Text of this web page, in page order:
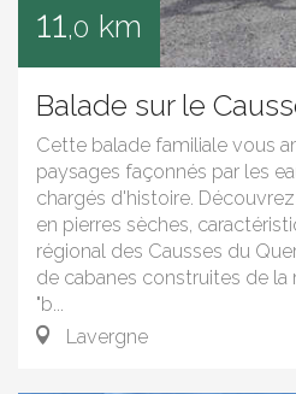
11,0 km
Balade sur le
Cette balade familiale vous
paysages façonnés par les
chargés d'histoire.
en pierres sèches,
régional des Causses du
de cabanes construites de la
"b...
Lavergne